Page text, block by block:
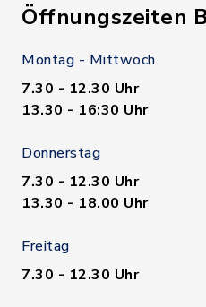
Öffnungszeiten
Montag - Mittwoch
7.30 - 12.30 Uhr
13.30 - 16:30 Uhr
Donnerstag
7.30 - 12.30 Uhr
13.30 - 18.00 Uhr
Freitag
7.30 - 12.30 Uhr